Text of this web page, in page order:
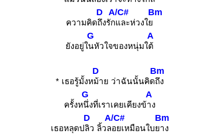
ความคิด
D
ถึงรัก
A/C#
และห่วงใย
Bm
ยังอยู่ใ
G
นหัวใจของหนุ่มใ
A
ต้
* เธอรู้มั้งห
D
ม้าย ว่าฉันนั้นคิด
Bm
ถึง
ครั้งห
G
นึ่งที่เราเคยเคียงข้
A
าง
เธอหลุดป
D
ลิว ลิ้วล
A/C#
อยเหมือนใบย
Bm
าง